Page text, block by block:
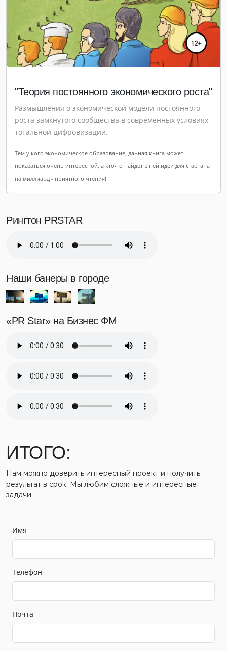
"Теория постоянного экономического роста"
Размышления о экономической модели постоянного
роста замкнутого сообщества в современных условиях
тотальной цифровизации.
Тем у кого экономическое образование, данная книга может
показаться очень интересной, а кто-то найдет в ней идеи для стартапа
на миллиард - приятного чтения!
Рингтон PRSTAR
Наши банеры в городе
«PR Star» на Бизнес ФМ
ИТОГО:
Нам можно доверить интересный проект и получить
результат в срок. Мы любим сложные и интересные
задачи.
Имя
Телефон
Почта